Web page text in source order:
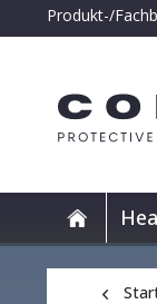
Produkt-/